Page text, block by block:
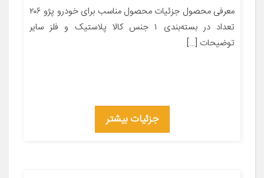
معرفی محصول جزئیات محصول مناسب برای خودرو پژو ۲۰۶
تعداد در بسته‌بندی ۱ جنس کالا پلاستیک و فلز سایر
توضیحات […]
جزئیات بیشتر